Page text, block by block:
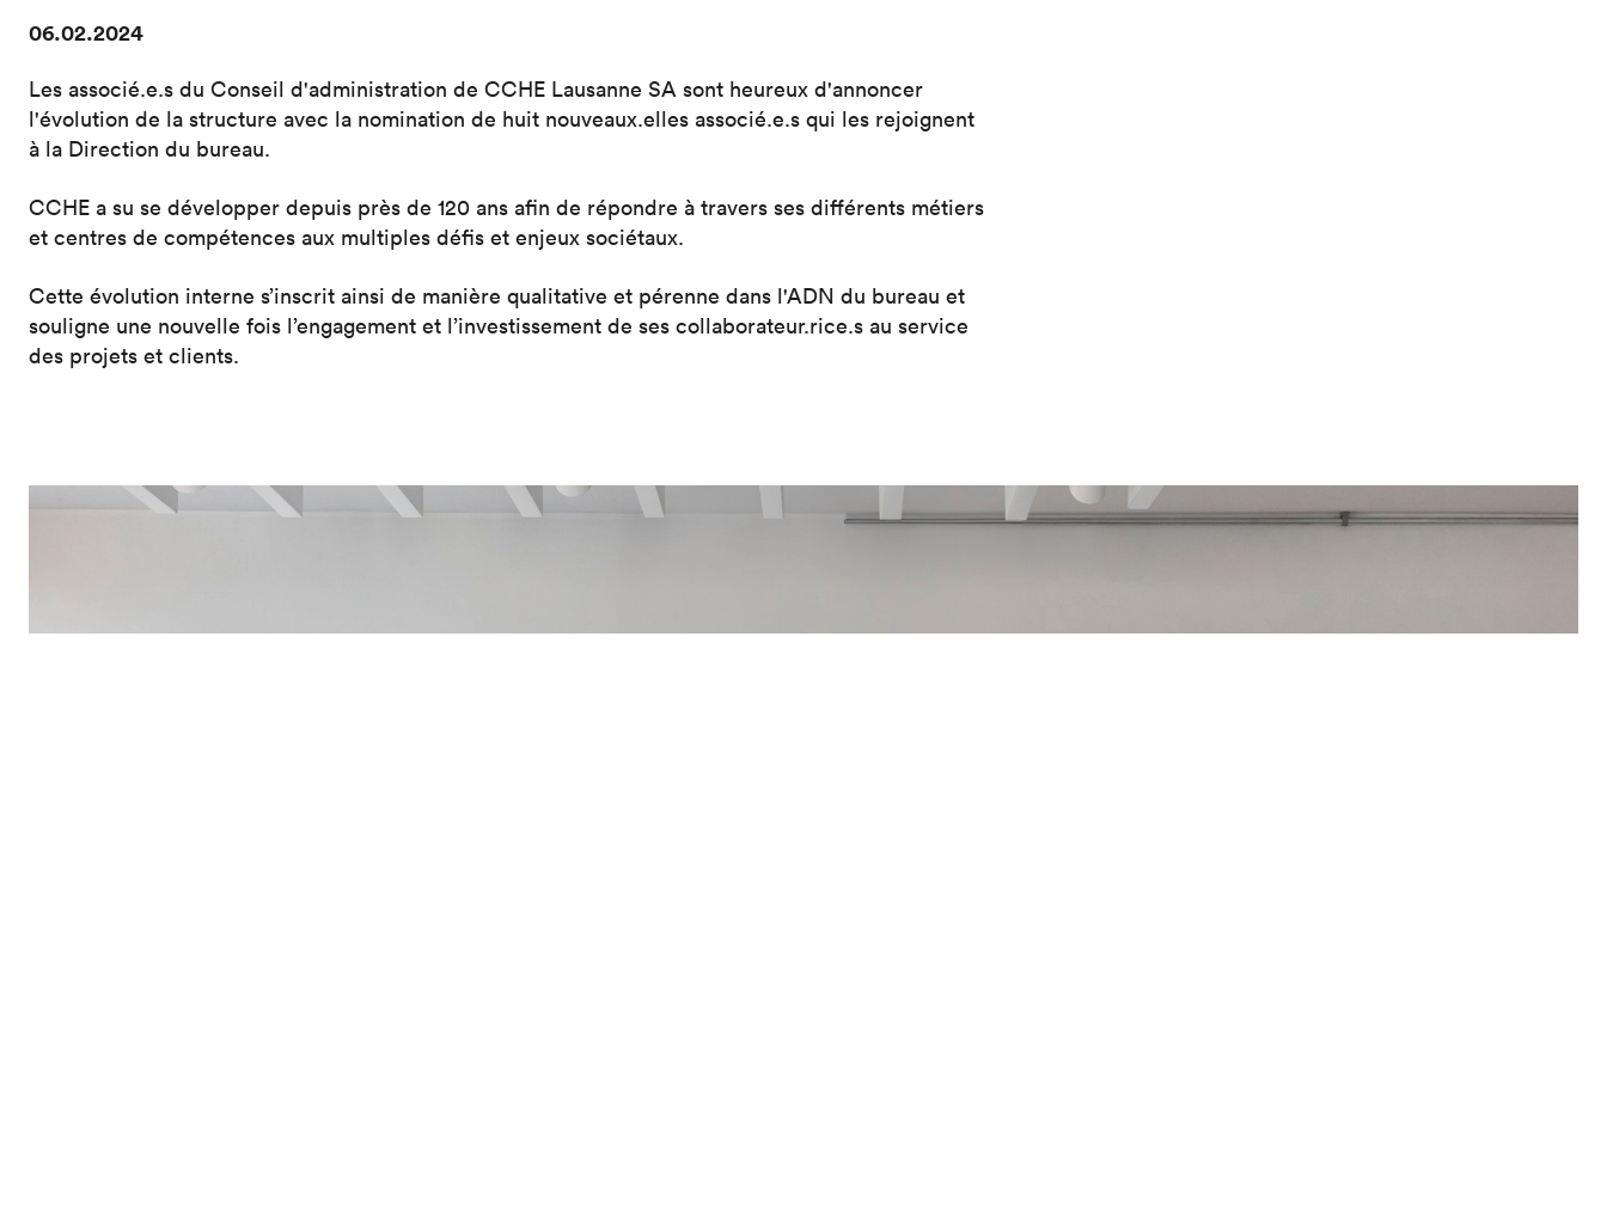
06.02.2024
Les associé.e.s du Conseil d'administration de CCHE Lausanne SA sont heureux d'annoncer
l'évolution de la structure avec la nomination de huit nouveaux.elles associé.e.s qui les rejoignent
à la Direction du bureau.
CCHE a su se développer depuis près de 120 ans afin de répondre à travers ses différents métiers
et centres de compétences aux multiples défis et enjeux sociétaux.
Cette évolution interne s’inscrit ainsi de manière qualitative et pérenne dans l'ADN du bureau et
souligne une nouvelle fois l’engagement et l’investissement de ses collaborateur.rice.s au service
des projets et clients.